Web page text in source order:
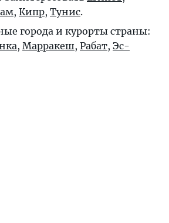
, Кипр, Тунис.
города и курорты страны:
, Марракеш, Рабат, Эс-